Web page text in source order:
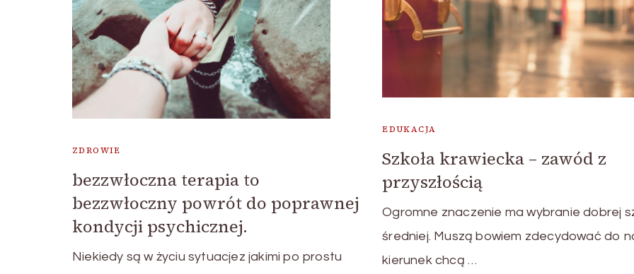
ZDROWIE
bezzwłoczna terapia to
bezzwłoczny powrót do poprawnej
kondycji psychicznej.
Niekiedy są w życiu sytuacjez jakimi po prostu
EDUKACJA
Szkoła krawiecka – zawód z
przyszłością
Ogromne znaczenie ma wybranie dobrej
średniej. Muszą bowiem zdecydować do
kierunek chcą …